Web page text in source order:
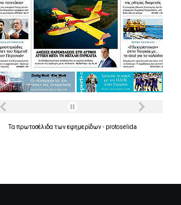
Ταπρωτοσέλιδατωνεφημερίδων- protoselida